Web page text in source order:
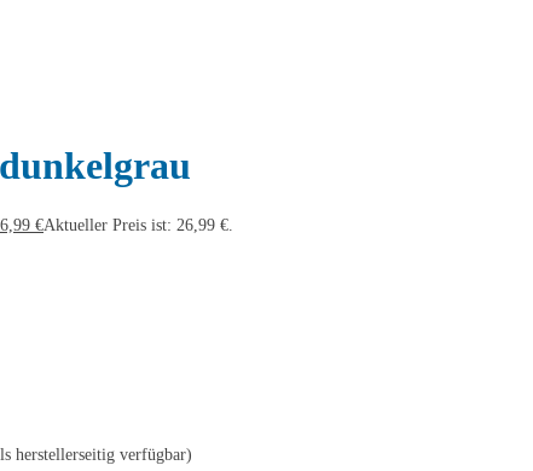
€Aktueller Preis ist: 26,99 €.
herstellerseitig verfügbar)